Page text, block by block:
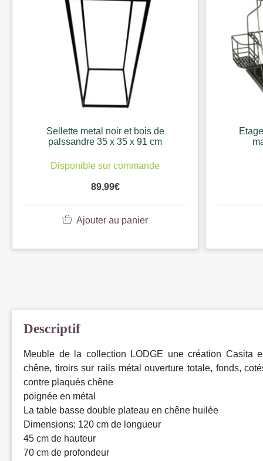
Sellette metal noir et bois de
palssandre 35 x 35 x 91 cm
Disponible sur commande
89,99€
Ajouter au panier
Descriptif
Meuble de la collection LODGE une création Casita
chêne, tiroirs sur rails métal ouverture totale, fonds,
contre plaqués chêne
poignée en métal
La table basse double plateau en chêne huilée
Dimensions: 120 cm de longueur
45 cm de hauteur
70 cm de profondeur